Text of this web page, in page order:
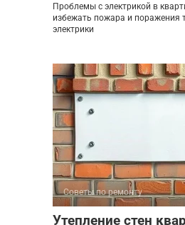
Проблемы с электрикой в
избежать пожара и поражения
электрики
Советы по ремонту
Утепление стен